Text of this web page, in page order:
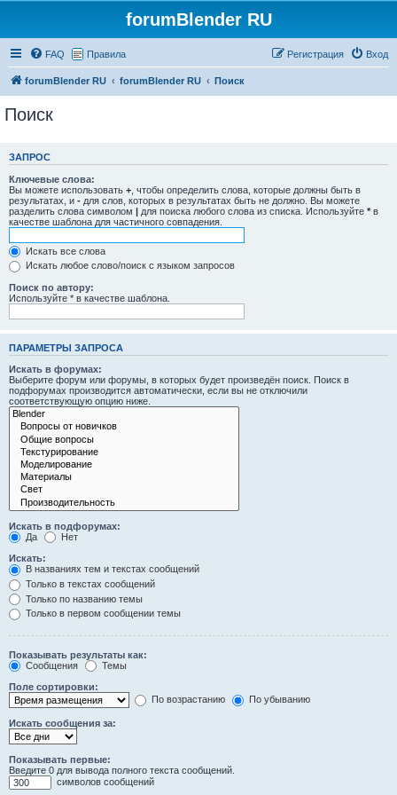
forumBlender RU
FAQ Правила Вход
Регистрация
forumBlender RU forumBlender RU Поиск
Поиск
ЗАПРОС
Ключевые слова:
Вы можете использовать + , чтобы определить слова, которые должны быть в
результатах, и - для слов, которых в результатах быть не должно. Вы можете
разделить слова символом | для поиска любого слова из списка. Используйте * в
качестве шаблона для частичного совпадения.
Искать все слова
Искать любое слово/поиск с языком запросов
Поиск по автору:
Используйте * в качестве шаблона.
ПАРАМЕТРЫ ЗАПРОСА
Искать в форумах:
Выберите форум или форумы, в которых будет произведён поиск. Поиск в
подфорумах производится автоматически, если вы не отключили
соответствующую опцию ниже.
Искать в подфорумах:
Да
Нет
Искать:
В названиях тем и текстах сообщений
Только в текстах сообщений
Только по названию темы
Только в первом сообщении темы
Показывать результаты как:
Сообщения
Темы
Поле сортировки:
По возрастанию
По убыванию
Искать сообщения за:
Показывать первые:
Введите 0 для вывода полного текста сообщений.
символов сообщений